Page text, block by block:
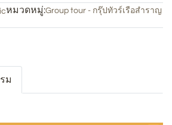
หมวดหมู่:Group tour - กรุ๊ปทัวร์เรือสำราญ
ม